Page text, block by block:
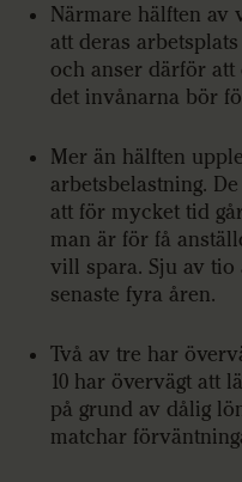
Närmare hälften av
att deras
och anser därför
det invånarna bör
Mer än hälften
arbetsbelastning.
att för mycket tid
man är för få
vill spara. Sju av tio
senaste fyra åren.
Två av tre har
10 har övervägt att
på grund av dålig
matchar